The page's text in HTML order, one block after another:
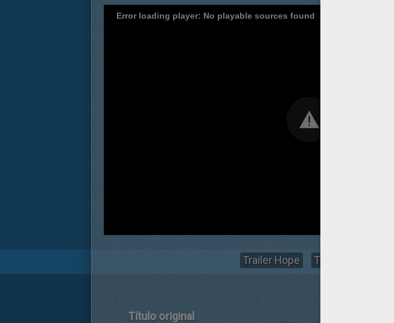
Error loading player: No playable sources found
Trailer Hope Trailer
Título original